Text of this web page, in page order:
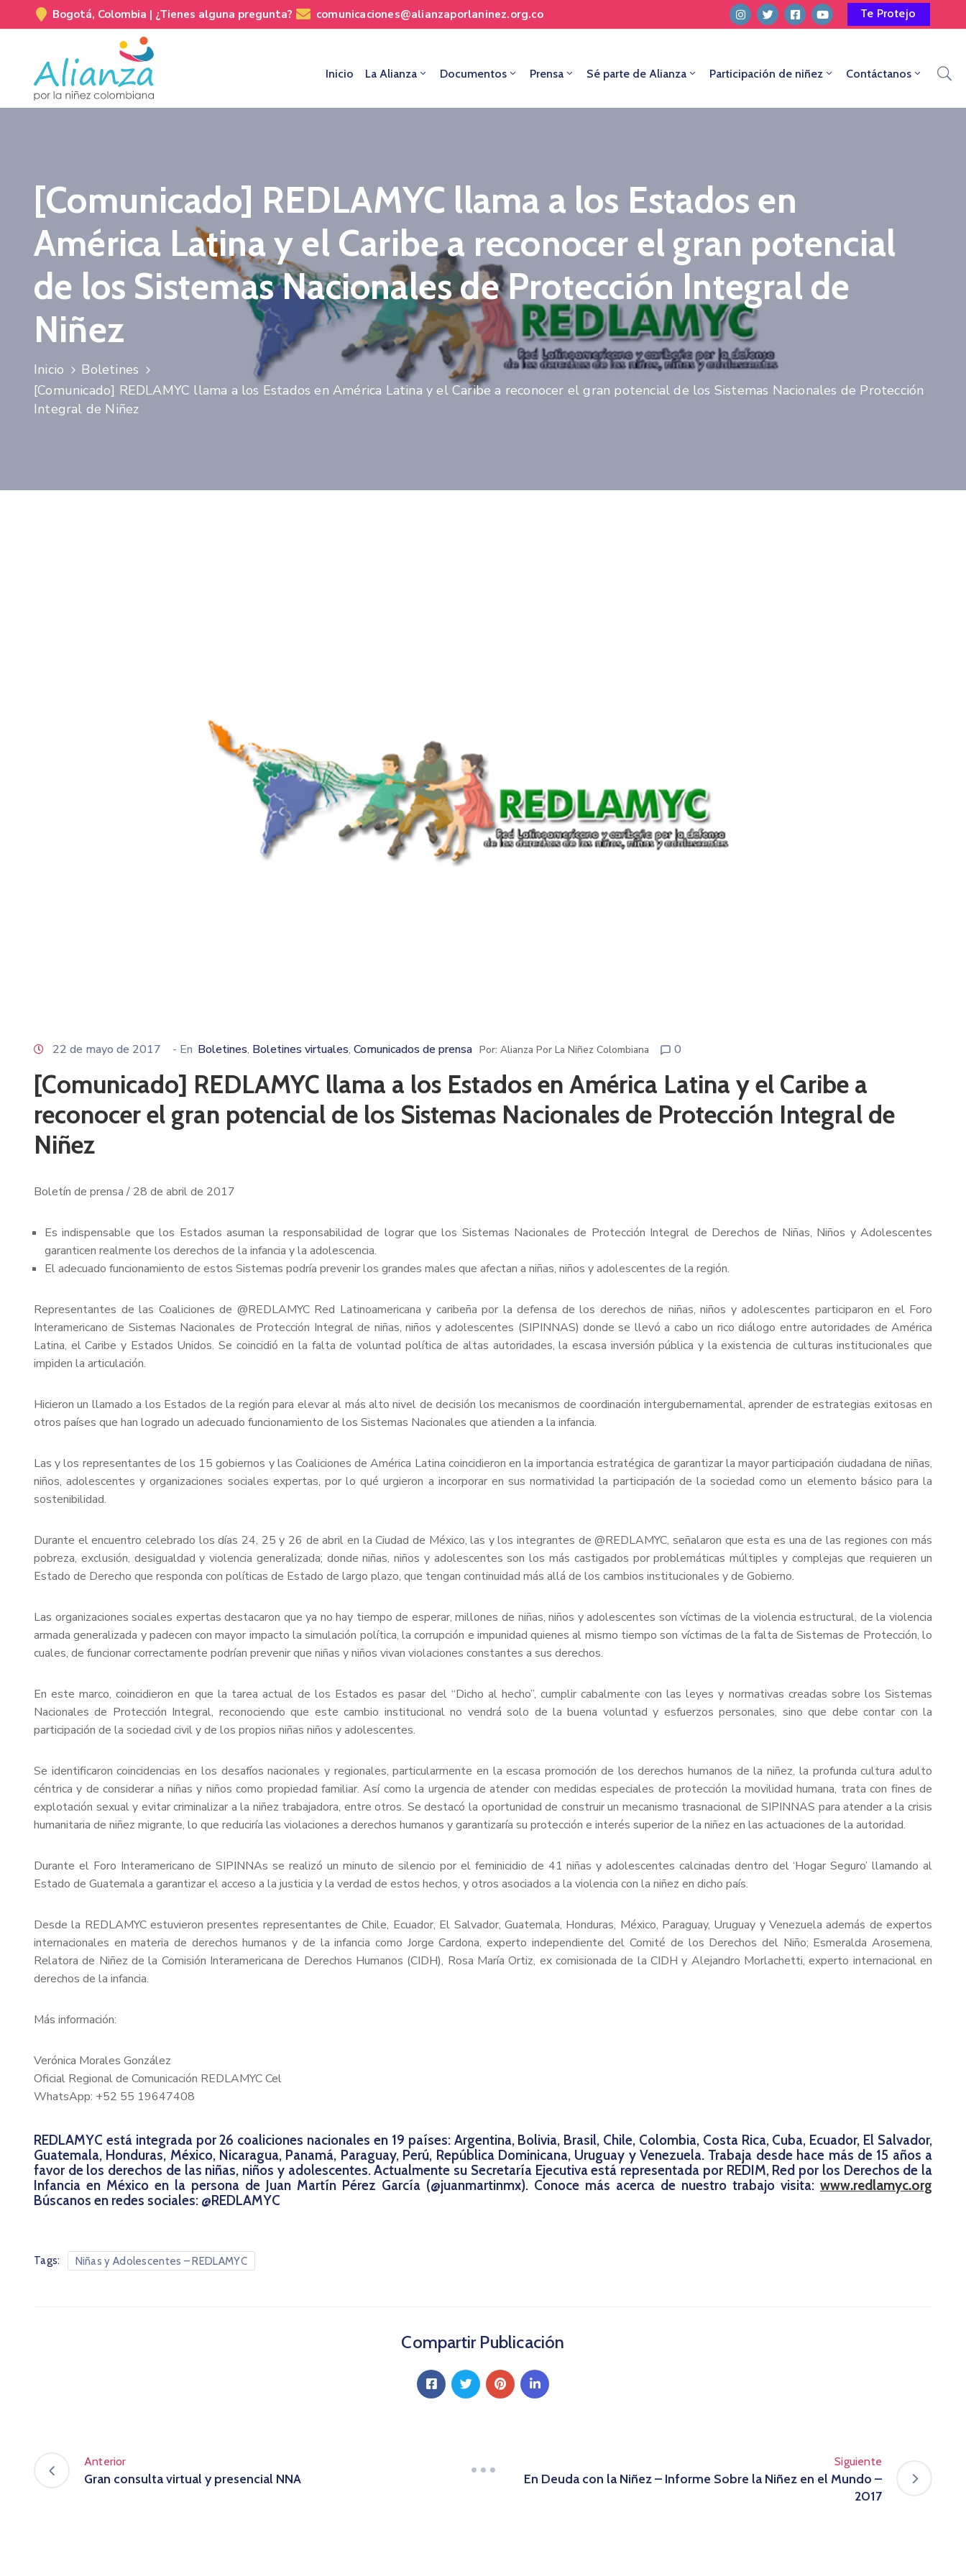
Bogotá, Colombia | ¿Tienes alguna pregunta? comunicaciones@alianzaporlaninez.org.co Te Protejo
Inicio La Alianza Documentos Prensa Sé parte de Alianza Participación de niñez Contáctanos
[Comunicado] REDLAMYC llama a los Estados en
América Latina y el Caribe a reconocer el gran potencial
de los Sistemas Nacionales de Protección Integral de
Niñez
Inicio
Boletines
[Comunicado] REDLAMYC llama a los Estados en América Latina y el Caribe a reconocer el gran potencial de los Sistemas Nacionales de Protección
Integral de Niñez
22 de mayo de 2017 - En Boletines‚ Boletines virtuales‚ Comunicados de prensa Por: Alianza Por La Niñez Colombiana 0
[Comunicado] REDLAMYC llama a los Estados en América Latina y el Caribe a
reconocer el gran potencial de los Sistemas Nacionales de Protección Integral de
Niñez
Boletín de prensa / 28 de abril de 2017
Es indispensable que los Estados asuman la responsabilidad de lograr que los Sistemas Nacionales de Protección Integral de Derechos de Niñas, Niños y Adolescentes
garanticen realmente los derechos de la infancia y la adolescencia.
El adecuado funcionamiento de estos Sistemas podría prevenir los grandes males que afectan a niñas, niños y adolescentes de la región.
Representantes de las Coaliciones de @REDLAMYC Red Latinoamericana y caribeña por la defensa de los derechos de niñas, niños y adolescentes participaron en el Foro
Interamericano de Sistemas Nacionales de Protección Integral de niñas, niños y adolescentes (SIPINNAS) donde se llevó a cabo un rico diálogo entre autoridades de América
Latina, el Caribe y Estados Unidos. Se coincidió en la falta de voluntad política de altas autoridades, la escasa inversión pública y la existencia de culturas institucionales que
impiden la articulación.
Hicieron un llamado a los Estados de la región para elevar al más alto nivel de decisión los mecanismos de coordinación intergubernamental, aprender de estrategias exitosas en
otros países que han logrado un adecuado funcionamiento de los Sistemas Nacionales que atienden a la infancia.
Las y los representantes de los 15 gobiernos y las Coaliciones de América Latina coincidieron en la importancia estratégica de garantizar la mayor participación ciudadana de niñas,
niños, adolescentes y organizaciones sociales expertas, por lo qué urgieron a incorporar en sus normatividad la participación de la sociedad como un elemento básico para la
sostenibilidad.
Durante el encuentro celebrado los días 24, 25 y 26 de abril en la Ciudad de México, las y los integrantes de @REDLAMYC, señalaron que esta es una de las regiones con más
pobreza, exclusión, desigualdad y violencia generalizada; donde niñas, niños y adolescentes son los más castigados por problemáticas múltiples y complejas que requieren un
Estado de Derecho que responda con políticas de Estado de largo plazo, que tengan continuidad más allá de los cambios institucionales y de Gobierno.
Las organizaciones sociales expertas destacaron que ya no hay tiempo de esperar, millones de niñas, niños y adolescentes son víctimas de la violencia estructural, de la violencia
armada generalizada y padecen con mayor impacto la simulación política, la corrupción e impunidad quienes al mismo tiempo son víctimas de la falta de Sistemas de Protección, lo
cuales, de funcionar correctamente podrían prevenir que niñas y niños vivan violaciones constantes a sus derechos.
En este marco, coincidieron en que la tarea actual de los Estados es pasar del “Dicho al hecho”, cumplir cabalmente con las leyes y normativas creadas sobre los Sistemas
Nacionales de Protección Integral, reconociendo que este cambio institucional no vendrá solo de la buena voluntad y esfuerzos personales, sino que debe contar con la
participación de la sociedad civil y de los propios niñas niños y adolescentes.
Se identificaron coincidencias en los desafíos nacionales y regionales, particularmente en la escasa promoción de los derechos humanos de la niñez, la profunda cultura adulto
céntrica y de considerar a niñas y niños como propiedad familiar. Así como la urgencia de atender con medidas especiales de protección la movilidad humana, trata con fines de
explotación sexual y evitar criminalizar a la niñez trabajadora, entre otros. Se destacó la oportunidad de construir un mecanismo trasnacional de SIPINNAS para atender a la crisis
humanitaria de niñez migrante, lo que reduciría las violaciones a derechos humanos y garantizaría su protección e interés superior de la niñez en las actuaciones de la autoridad.
Durante el Foro Interamericano de SIPINNAs se realizó un minuto de silencio por el feminicidio de 41 niñas y adolescentes calcinadas dentro del ‘Hogar Seguro’ llamando al
Estado de Guatemala a garantizar el acceso a la justicia y la verdad de estos hechos, y otros asociados a la violencia con la niñez en dicho país.
Desde la REDLAMYC estuvieron presentes representantes de Chile, Ecuador, El Salvador, Guatemala, Honduras, México, Paraguay, Uruguay y Venezuela además de expertos
internacionales en materia de derechos humanos y de la infancia como Jorge Cardona, experto independiente del Comité de los Derechos del Niño; Esmeralda Arosemena,
Relatora de Niñez de la Comisión Interamericana de Derechos Humanos (CIDH), Rosa María Ortiz, ex comisionada de la CIDH y Alejandro Morlachetti, experto internacional en
derechos de la infancia.
Más información:
Verónica Morales González
Oficial Regional de Comunicación REDLAMYC Cel
WhatsApp: +52 55 19647408
REDLAMYC está integrada por 26 coaliciones nacionales en 19 países: Argentina, Bolivia, Brasil, Chile, Colombia, Costa Rica, Cuba, Ecuador, El Salvador,
Guatemala, Honduras, México, Nicaragua, Panamá, Paraguay, Perú, República Dominicana, Uruguay y Venezuela. Trabaja desde hace más de 15 años a
favor de los derechos de las niñas, niños y adolescentes. Actualmente su Secretaría Ejecutiva está representada por REDIM, Red por los Derechos de la
Infancia en México en la persona de Juan Martín Pérez García (@juanmartinmx). Conoce más acerca de nuestro trabajo visita: www.redlamyc.org
Búscanos en redes sociales: @REDLAMYC
Tags: Niñas y Adolescentes – REDLAMYC
Compartir Publicación
Anterior
Gran consulta virtual y presencial NNA
Siguiente
En Deuda con la Niñez – Informe Sobre la Niñez en el Mundo –
2017